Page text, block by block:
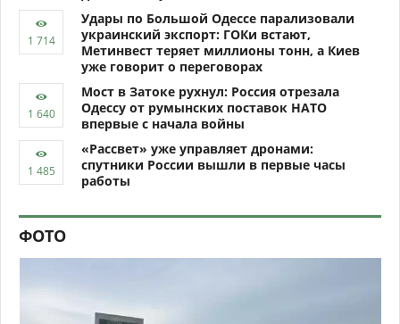
Удары по Большой Одессе парализовали
украинский экспорт: ГОКи встают,
Метинвест теряет миллионы тонн, а Киев
уже говорит о переговорах
Мост в Затоке рухнул: Россия отрезала
Одессу от румынских поставок НАТО
впервые с начала войны
«Рассвет» уже управляет дронами:
спутники России вышли в первые часы
работы
ФОТО